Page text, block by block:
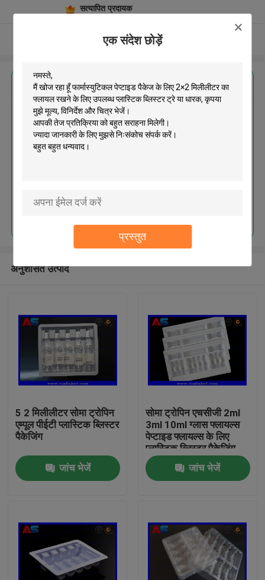
एक संदेश छोड़ें
प्रस्तुत
हमारे बारे में
सत्यापित प्रदायक
और देखो
सबसे उत्तम प्रतिदान प्राप्त करें
फार्मास्युटिकल पेप्टाइड पैकेज के लिए 2×2
मिलीलीटर का फ्लायल रखने के लिए उपलब्ध
जारी रखें
अनुशंसित उत्पाद
5 2 मिलीलीटर सोमा ट्रोपिन
एम्पूल पीईटी प्लास्टिक ब्लिस्टर
पैकेजिंग
जांच भेजें
सोमा ट्रोपिन एचसीजी 2ml
3ml 10ml ग्लास फ्लायल्स
पेप्टाइड फ्लायल्स के लिए
प्लास्टिक ब्लिस्टर पैकेजिंग
जांच भेजें